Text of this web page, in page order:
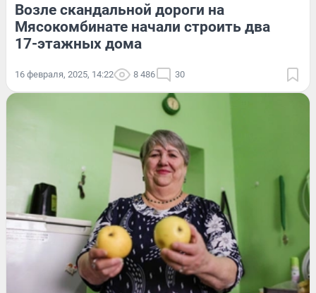
Возле скандальной дороги на
Мясокомбинате начали строить два
17-этажных дома
16 февраля, 2025, 14:22 8 486 30